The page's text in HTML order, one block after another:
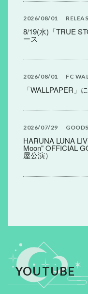
2026 08 01
8/19(水)「TRUE
ース
2026 08 01 FC
「WALLPAPER」
2026 07 29 GOODS
HARUNA LUNA
Moon" OFFICIAL
屋公演）
YOUTUBE